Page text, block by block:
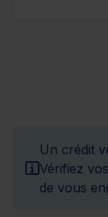
Un crédit
Vérifiez
de vous